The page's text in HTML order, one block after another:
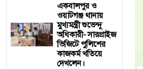
একবালপুর ও
ওয়াটগঞ্জ থানায়
মুখ্যমন্ত্রী শুভেন্দু
অধিকারী- সারপ্রাইজ
ভিজিটে পুলিশের
কাজকর্ম খতিয়ে
দেখলেন।